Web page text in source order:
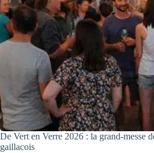
De Vert en Verre 2026 : la grand-messe
gaillacois